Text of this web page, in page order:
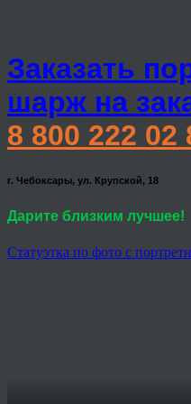
Заказать
шарж на
8 800 222 02
г. Чебоксары, ул. Крупской, 18
Дарите близким лучшее!
Статуэтка по фото с